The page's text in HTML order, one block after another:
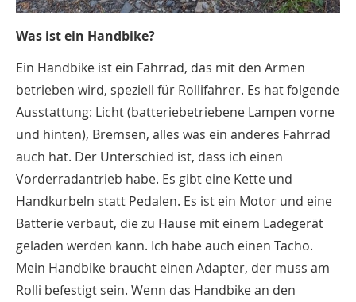
Was ist ein Handbike?
Ein Handbike ist ein Fahrrad, das mit den Armen
betrieben wird, speziell für Rollifahrer. Es hat folgende
Ausstattung: Licht (batteriebetriebene Lampen vorne
und hinten), Bremsen, alles was ein anderes Fahrrad
auch hat. Der Unterschied ist, dass ich einen
Vorderradantrieb habe. Es gibt eine Kette und
Handkurbeln statt Pedalen. Es ist ein Motor und eine
Batterie verbaut, die zu Hause mit einem Ladegerät
geladen werden kann. Ich habe auch einen Tacho.
Mein Handbike braucht einen Adapter, der muss am
Rolli befestigt sein. Wenn das Handbike an den